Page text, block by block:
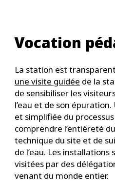
Vocation
La station est
une visite guidée de la
de sensibiliser les
l’eau et de son
et simplifiée du
comprendre l’entièreté
technique du site et de
de l’eau. Les
visitées par des
venant du monde entier.